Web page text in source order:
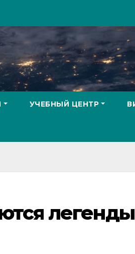
УЧЕБНЫЙ ЦЕНТР